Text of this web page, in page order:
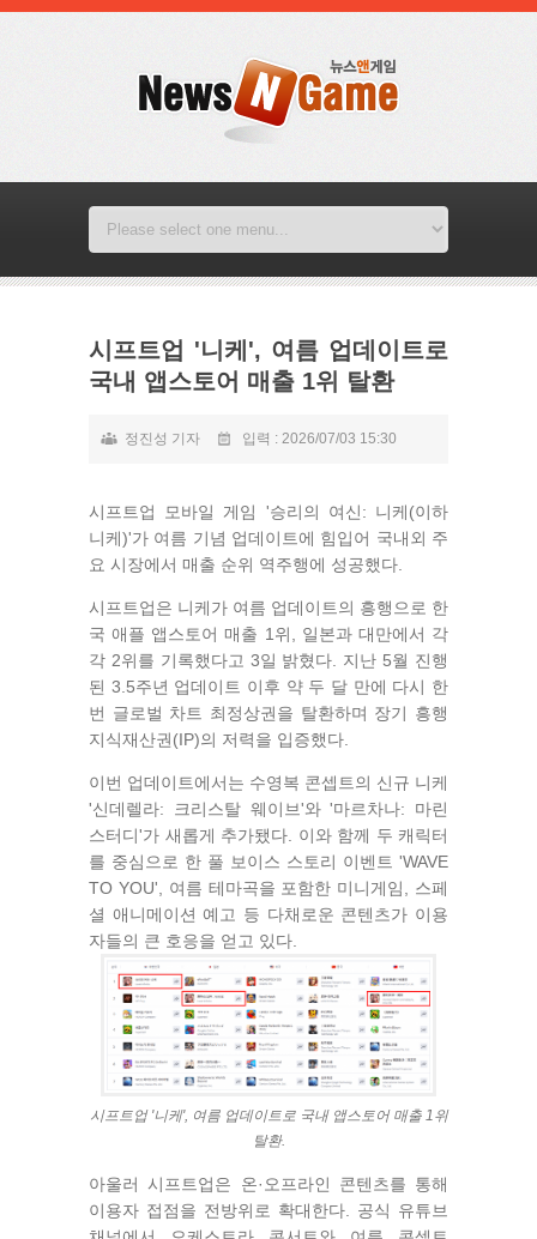
시프트업 '니케', 여름 업데이트로
국내 앱스토어 매출 1위 탈환
정진성 기자 입력 : 2026/07/03 15:30
시프트업 모바일 게임 '승리의 여신: 니케(이하
니케)'가 여름 기념 업데이트에 힘입어 국내외 주
요 시장에서 매출 순위 역주행에 성공했다.
시프트업은 니케가 여름 업데이트의 흥행으로 한
국 애플 앱스토어 매출 1위, 일본과 대만에서 각
각 2위를 기록했다고 3일 밝혔다. 지난 5월 진행
된 3.5주년 업데이트 이후 약 두 달 만에 다시 한
번 글로벌 차트 최정상권을 탈환하며 장기 흥행
지식재산권(IP)의 저력을 입증했다.
이번 업데이트에서는 수영복 콘셉트의 신규 니케
'신데렐라: 크리스탈 웨이브'와 '마르차나: 마린
스터디'가 새롭게 추가됐다. 이와 함께 두 캐릭터
를 중심으로 한 풀 보이스 스토리 이벤트 'WAVE
TO YOU', 여름 테마곡을 포함한 미니게임, 스페
셜 애니메이션 예고 등 다채로운 콘텐츠가 이용
자들의 큰 호응을 얻고 있다.
시프트업 '니케', 여름 업데이트로 국내 앱스토어 매출 1위
탈환.
아울러 시프트업은 온·오프라인 콘텐츠를 통해
이용자 접점을 전방위로 확대한다. 공식 유튜브